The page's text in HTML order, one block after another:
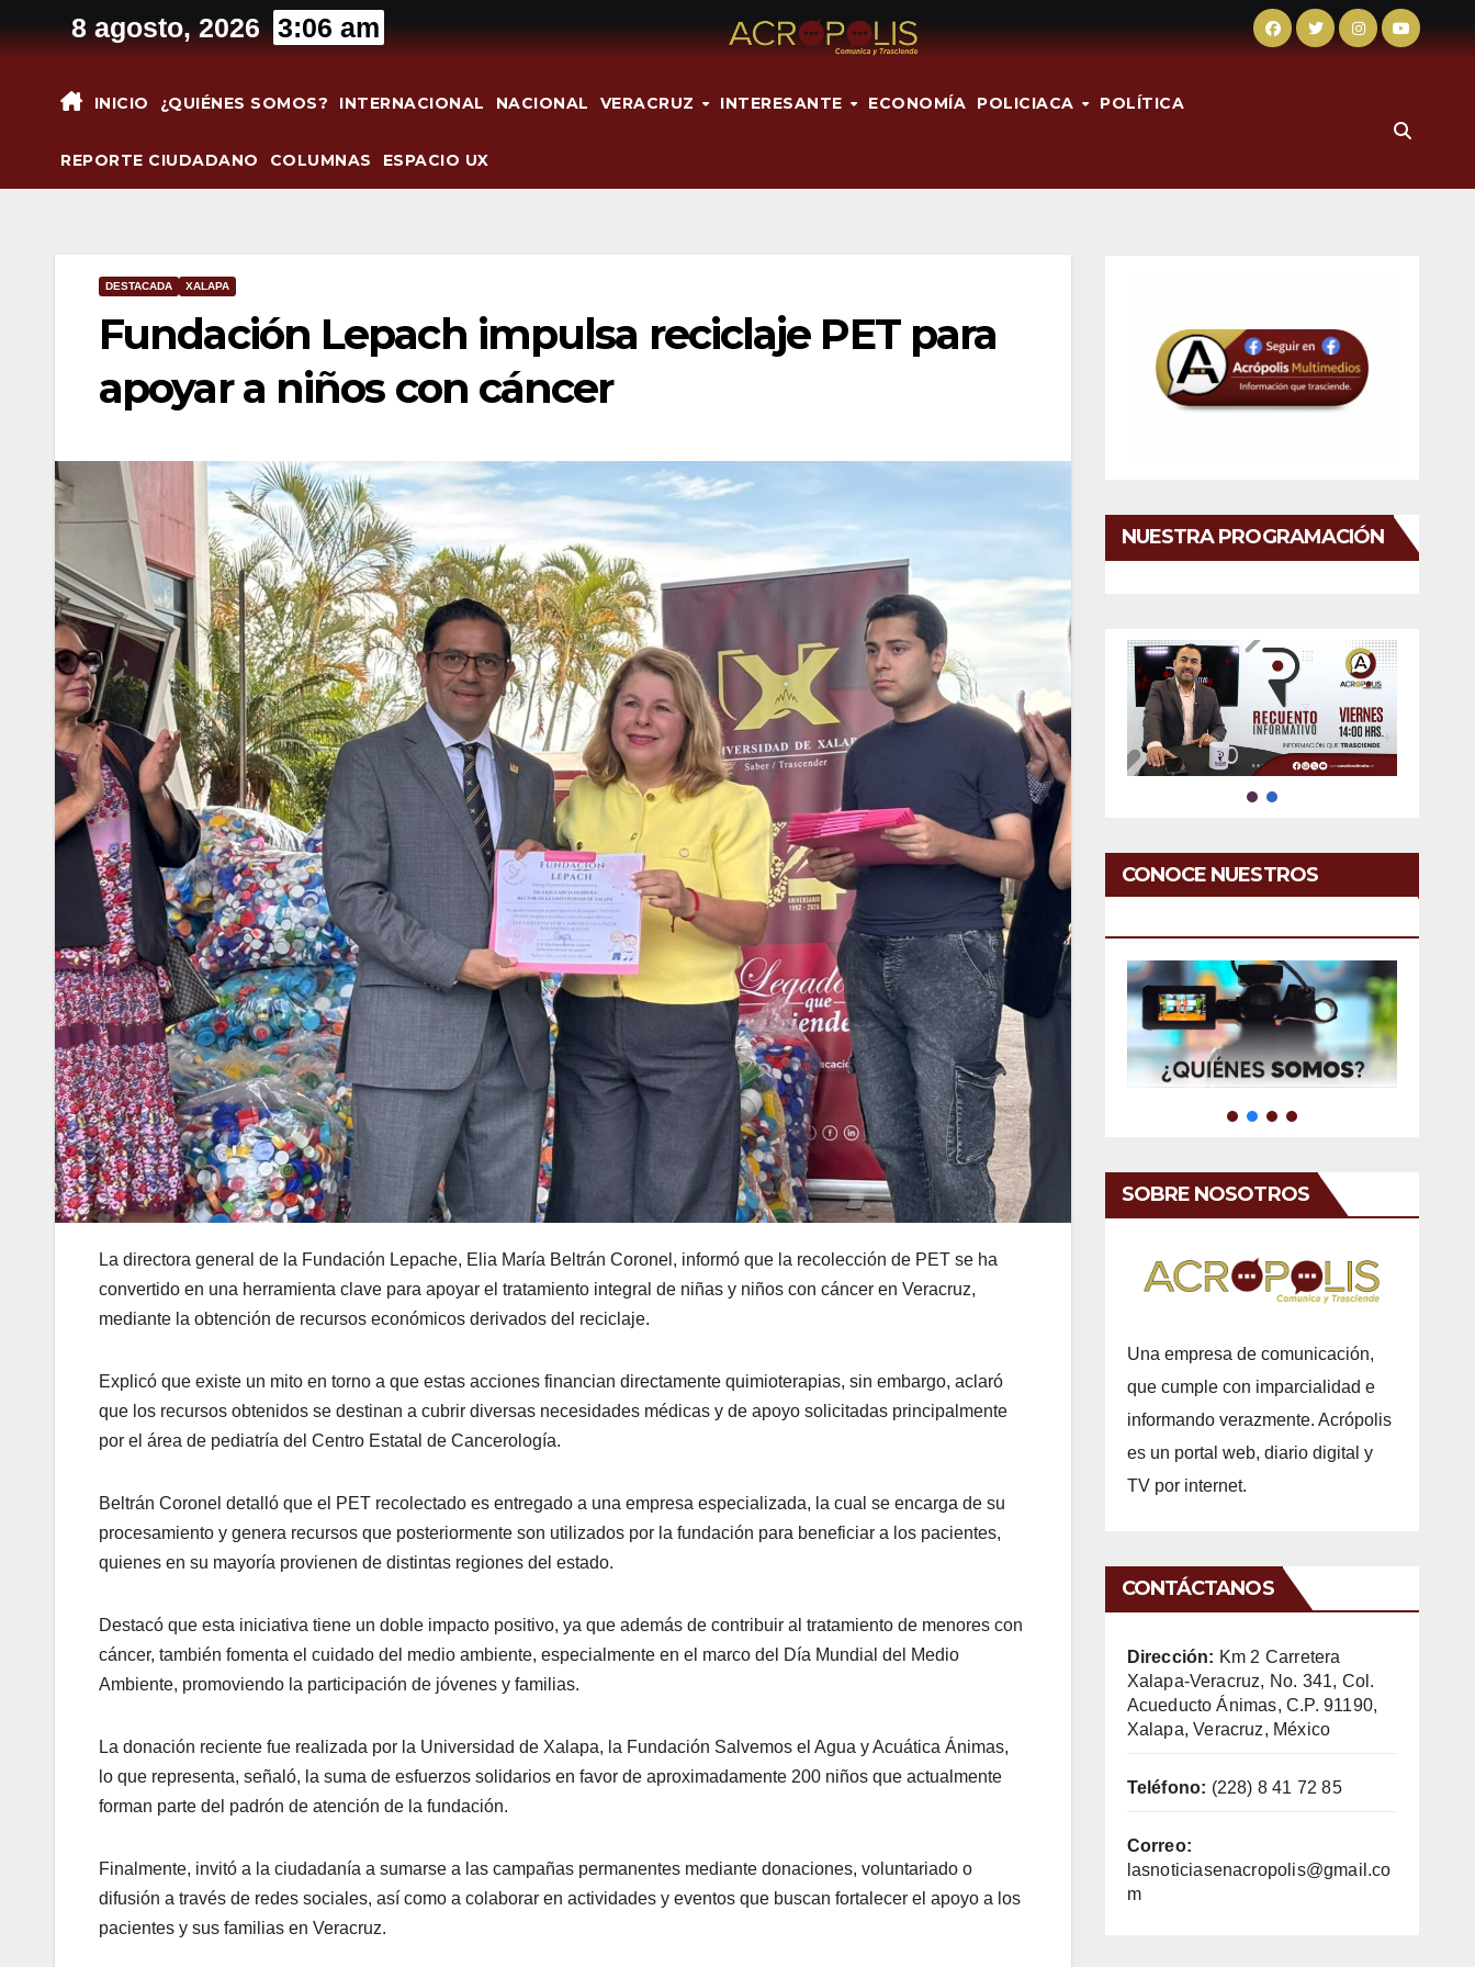
al
8 agosto, 2026 3:06 am
INICIO ¿QUIÉNES SOMOS? INTERNACIONAL NACIONAL VERACRUZ INTERESANTE ECONOMÍA POLICIACA POLÍTICA
REPORTE CIUDADANO COLUMNAS ESPACIO UX
DESTACADA XALAPA
Fundación Lepach impulsa reciclaje PET para
apoyar a niños con cáncer
La directora general de la Fundación Lepache, Elia María Beltrán Coronel, informó que la recolección de PET se ha
convertido en una herramienta clave para apoyar el tratamiento integral de niñas y niños con cáncer en Veracruz,
mediante la obtención de recursos económicos derivados del reciclaje.
Explicó que existe un mito en torno a que estas acciones financian directamente quimioterapias, sin embargo, aclaró
que los recursos obtenidos se destinan a cubrir diversas necesidades médicas y de apoyo solicitadas principalmente
por el área de pediatría del Centro Estatal de Cancerología.
Beltrán Coronel detalló que el PET recolectado es entregado a una empresa especializada, la cual se encarga de su
procesamiento y genera recursos que posteriormente son utilizados por la fundación para beneficiar a los pacientes,
quienes en su mayoría provienen de distintas regiones del estado.
Destacó que esta iniciativa tiene un doble impacto positivo, ya que además de contribuir al tratamiento de menores con
cáncer, también fomenta el cuidado del medio ambiente, especialmente en el marco del Día Mundial del Medio
Ambiente, promoviendo la participación de jóvenes y familias.
La donación reciente fue realizada por la Universidad de Xalapa, la Fundación Salvemos el Agua y Acuática Ánimas,
lo que representa, señaló, la suma de esfuerzos solidarios en favor de aproximadamente 200 niños que actualmente
forman parte del padrón de atención de la fundación.
Finalmente, invitó a la ciudadanía a sumarse a las campañas permanentes mediante donaciones, voluntariado o
difusión a través de redes sociales, así como a colaborar en actividades y eventos que buscan fortalecer el apoyo a los
pacientes y sus familias en Veracruz.
NUESTRA PROGRAMACIÓN
CONOCE NUESTROS
SOBRE NOSOTROS
Una empresa de comunicación,
que cumple con imparcialidad e
informando verazmente. Acrópolis
es un portal web, diario digital y
TV por internet.
CONTÁCTANOS
Dirección: Km 2 Carretera
Xalapa-Veracruz, No. 341, Col.
Acueducto Ánimas, C.P. 91190,
Xalapa, Veracruz, México
Teléfono: (228) 8 41 72 85
Correo:
lasnoticiasenacropolis@gmail.co
m